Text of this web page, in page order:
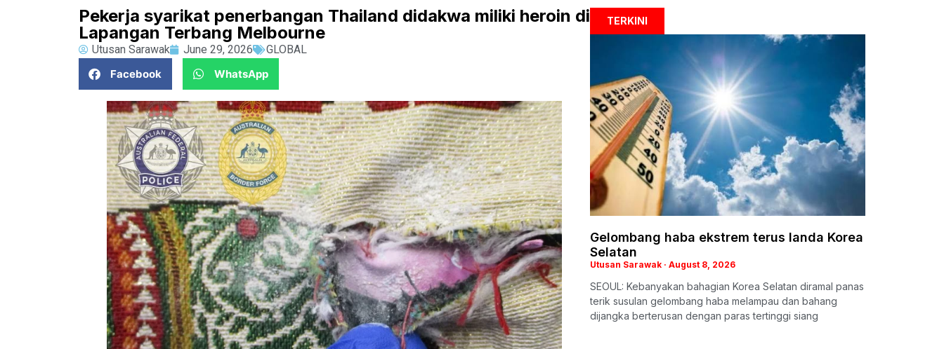
Pekerja syarikat penerbangan Thailand didakwa miliki heroin di
Lapangan Terbang Melbourne
Utusan Sarawak June 29, 2026
GLOBAL
Facebook
WhatsApp
TERKINI
Gelombang haba ekstrem terus landa Korea
Selatan
Utusan Sarawak August 8, 2026
SEOUL: Kebanyakan bahagian Korea Selatan diramal panas
terik susulan gelombang haba melampau dan bahang
dijangka berterusan dengan paras tertinggi siang